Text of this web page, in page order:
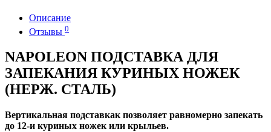
Описание
Отзывы 0
NAPOLEON ПОДСТАВКА ДЛЯ
ЗАПЕКАНИЯ КУРИНЫХ НОЖЕК
(НЕРЖ. СТАЛЬ)
Вертикальная подставкак позволяет равномерно запекать
до 12-и куриных ножек или крыльев.